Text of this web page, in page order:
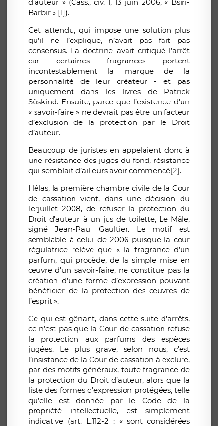
d’auteur » (Cass., civ. 1, 13 juin 2006, « Bsiri-
Barbir » [1]).
Cet attendu, qui impose une solution plus
qu’il ne l’explique, n’avait pas fait pas
consensus. La doctrine avait critiqué l’arrêt
car certaines fragrances portent
incontestablement la marque de la
personnalité de leur créateur - et pas
uniquement dans les livres de Patrick
Süskind. Ensuite, parce que l’existence d’un
« savoir-faire » ne devrait pas être un facteur
d’exclusion de la protection par le Droit
d’auteur.
Beaucoup de juristes en appelaient donc à
une résistance des juges du fond, résistance
qui semblait d’ailleurs avoir commencé[2].
Hélas, la première chambre civile de la Cour
de cassation vient, dans une décision du
1erjuillet 2008, de refuser la protection du
Droit d’auteur à un jus de toilette, Le Mâle,
signé Jean-Paul Gaultier. Le motif est
semblable à celui de 2006 puisque la cour
régulatrice relève que « la fragrance d’un
parfum, qui procède, de la simple mise en
œuvre d’un savoir-faire, ne constitue pas la
création d’une forme d’expression pouvant
bénéficier de la protection des œuvres de
l’esprit ».
Ce qui est gênant, dans cette suite d'arrêts,
ce n’est pas que la Cour de cassation refuse
la protection aux parfums des espèces
jugées. Le plus grave, selon nous, c’est
l’insistance de la Cour de cassation à exclure,
par des motifs généraux, toute fragrance de
la protection du Droit d’auteur, alors que la
liste des formes d’expression protégées, telle
qu’elle est donnée par le Code de la
propriété intellectuelle, est simplement
indicative (art. L.112-2 : « sont considérées